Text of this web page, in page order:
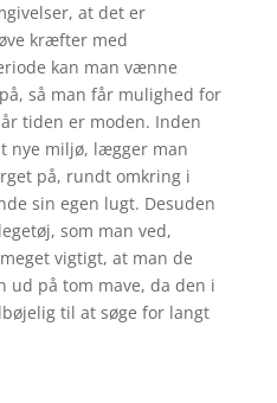
at det er
kræfter med
kan man vænne
så man får mulighed for
tiden er moden. Inden
nye miljø, lægger man
på, rundt omkring i
sin egen lugt. Desuden
som man ved,
vigtigt, at man de
ud på tom mave, da den i
til at søge for langt